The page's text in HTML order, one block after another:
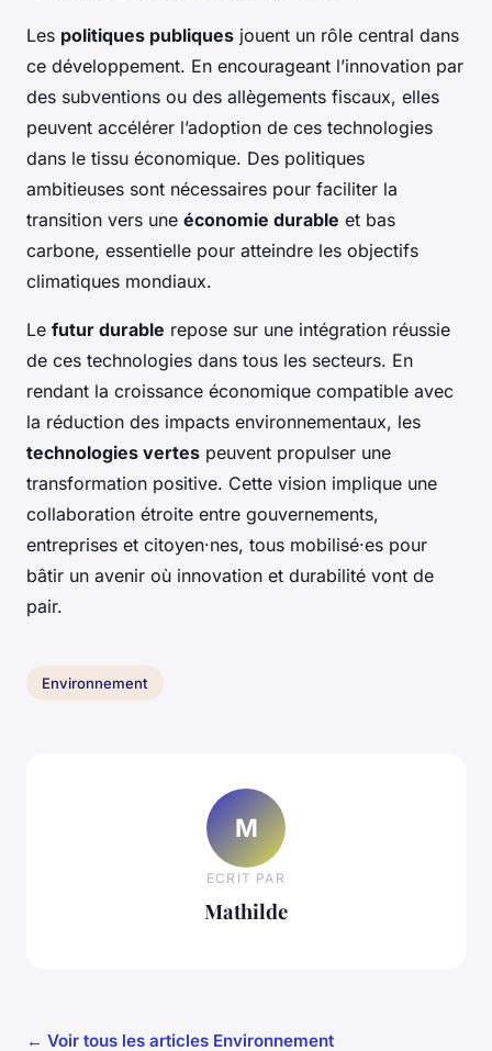
Les politiques publiques jouent un rôle central dans
ce développement. En encourageant l’innovation par
des subventions ou des allègements fiscaux, elles
peuvent accélérer l’adoption de ces technologies
dans le tissu économique. Des politiques
ambitieuses sont nécessaires pour faciliter la
transition vers une économie durable et bas
carbone, essentielle pour atteindre les objectifs
climatiques mondiaux.
Le futur durable repose sur une intégration réussie
de ces technologies dans tous les secteurs. En
rendant la croissance économique compatible avec
la réduction des impacts environnementaux, les
technologies vertes peuvent propulser une
transformation positive. Cette vision implique une
collaboration étroite entre gouvernements,
entreprises et citoyen·nes, tous mobilisé·es pour
bâtir un avenir où innovation et durabilité vont de
pair.
Environnement
M
ECRIT PAR
Mathilde
← Voir tous les articles Environnement